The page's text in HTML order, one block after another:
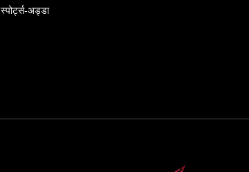
स्पोर्ट्स-अड्डा